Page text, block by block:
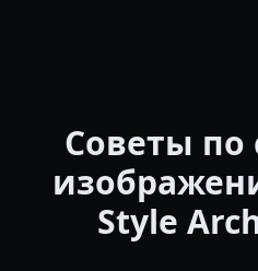
Советы по
Style